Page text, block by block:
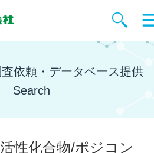
依頼・データベース提供
Search
性化合物/ポジコン